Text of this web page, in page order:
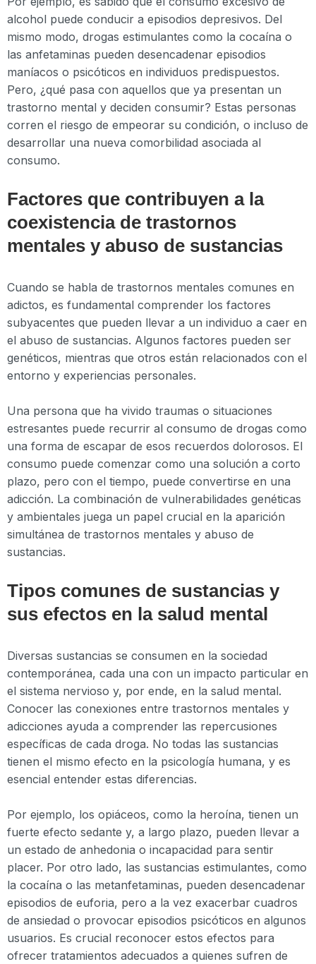
alcohol puede conducir a episodios depresivos. Del
mismo modo, drogas estimulantes como la cocaína o
las anfetaminas pueden desencadenar episodios
maníacos o psicóticos en individuos predispuestos.
Pero, ¿qué pasa con aquellos que ya presentan un
trastorno mental y deciden consumir? Estas personas
corren el riesgo de empeorar su condición, o incluso de
desarrollar una nueva comorbilidad asociada al
consumo.
Factores que contribuyen a la
coexistencia de trastornos
mentales y abuso de sustancias
Cuando se habla de trastornos mentales comunes en
adictos, es fundamental comprender los factores
subyacentes que pueden llevar a un individuo a caer en
el abuso de sustancias. Algunos factores pueden ser
genéticos, mientras que otros están relacionados con el
entorno y experiencias personales.
Una persona que ha vivido traumas o situaciones
estresantes puede recurrir al consumo de drogas como
una forma de escapar de esos recuerdos dolorosos. El
consumo puede comenzar como una solución a corto
plazo, pero con el tiempo, puede convertirse en una
adicción. La combinación de vulnerabilidades genéticas
y ambientales juega un papel crucial en la aparición
simultánea de trastornos mentales y abuso de
sustancias.
Tipos comunes de sustancias y
sus efectos en la salud mental
Diversas sustancias se consumen en la sociedad
contemporánea, cada una con un impacto particular en
el sistema nervioso y, por ende, en la salud mental.
Conocer las conexiones entre trastornos mentales y
adicciones ayuda a comprender las repercusiones
específicas de cada droga. No todas las sustancias
tienen el mismo efecto en la psicología humana, y es
esencial entender estas diferencias.
Por ejemplo, los opiáceos, como la heroína, tienen un
fuerte efecto sedante y, a largo plazo, pueden llevar a
un estado de anhedonia o incapacidad para sentir
placer. Por otro lado, las sustancias estimulantes, como
la cocaína o las metanfetaminas, pueden desencadenar
episodios de euforia, pero a la vez exacerbar cuadros
de ansiedad o provocar episodios psicóticos en algunos
usuarios. Es crucial reconocer estos efectos para
ofrecer tratamientos adecuados a quienes sufren de